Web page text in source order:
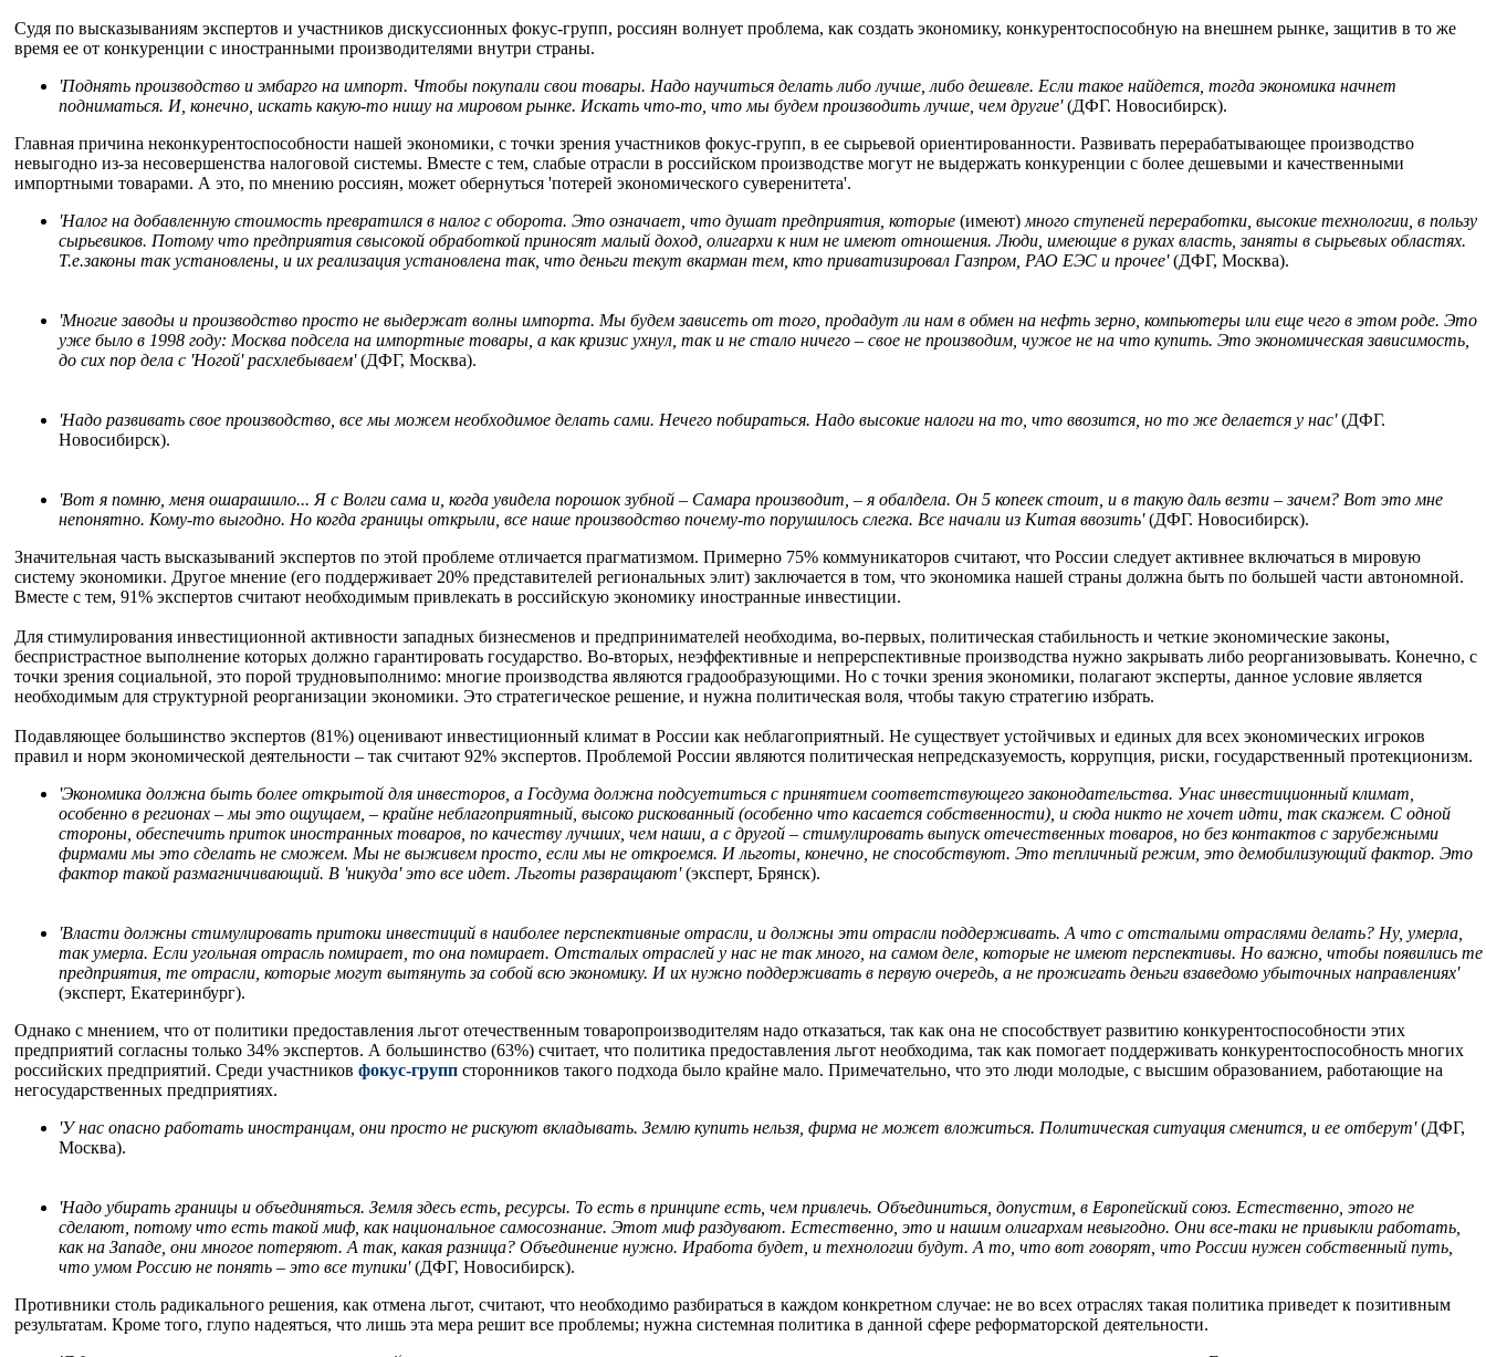
Судя по высказываниям экспертов и участников дискуссионных фокус-групп, россиян волнует проблема, как создать экономику, конкурентоспособную на внешнем рынке, защитив в то же
время ее от конкуренции с иностранными производителями внутри страны.
'Поднять производство и эмбарго на импорт. Чтобы покупали свои товары. Надо научиться делать либо лучше, либо дешевле. Если такое найдется, тогда экономика начнет
подниматься. И, конечно, искать какую-то нишу на мировом рынке. Искать что-то, что мы будем производить лучше, чем другие'(ДФГ. Новосибирск).
Главная причина неконкурентоспособности нашей экономики, с точки зрения участников фокус-групп, в ее сырьевой ориентированности. Развивать перерабатывающее производство
невыгодно из-за несовершенства налоговой системы. Вместе с тем, слабые отрасли в российском производстве могут не выдержать конкуренции с более дешевыми и качественными
импортными товарами. А это, по мнению россиян, может обернуться 'потерей экономического суверенитета'.
'Налог на добавленную стоимость превратился в налог с оборота. Это означает, что душат предприятия, которые (имеют) много ступеней переработки, высокие технологии, в пользу
сырьевиков. Потому что предприятия свысокой обработкой приносят малый доход, олигархи к ним не имеют отношения. Люди, имеющие в руках власть, заняты в сырьевых областях.
Т.е.законы так установлены, и их реализация установлена так, что деньги текут вкарман тем, кто приватизировал Газпром, РАО ЕЭС и прочее'(ДФГ, Москва).
'Многие заводы и производство просто не выдержат волны импорта. Мы будем зависеть от того, продадут ли нам в обмен на нефть зерно, компьютеры или еще чего в этом роде. Это
уже было в 1998 году: Москва подсела на импортные товары, а как кризис ухнул, так и не стало ничего – свое не производим, чужое не на что купить. Это экономическая зависимость,
до сих пор дела с 'Ногой' расхлебываем'(ДФГ, Москва).
'Надо развивать свое производство, все мы можем необходимое делать сами. Нечего побираться. Надо высокие налоги на то, что ввозится, но то же делается у нас'(ДФГ.
Новосибирск).
'Вот я помню, меня ошарашило... Я с Волги сама и, когда увидела порошок зубной – Самара производит, – я обалдела. Он 5 копеек стоит, и в такую даль везти – зачем? Вот это мне
непонятно. Кому-то выгодно. Но когда границы открыли, все наше производство почему-то порушилось слегка. Все начали из Китая ввозить'(ДФГ. Новосибирск).
Значительная часть высказываний экспертов по этой проблеме отличается прагматизмом. Примерно 75% коммуникаторов считают, что России следует активнее включаться в мировую
систему экономики. Другое мнение (его поддерживает 20% представителей региональных элит) заключается в том, что экономика нашей страны должна быть по большей части автономной.
Вместе с тем, 91% экспертов считают необходимым привлекать в российскую экономику иностранные инвестиции.
Для стимулирования инвестиционной активности западных бизнесменов и предпринимателей необходима, во-первых, политическая стабильность и четкие экономические законы,
беспристрастное выполнение которых должно гарантировать государство. Во-вторых, неэффективные и непрерспективные производства нужно закрывать либо реорганизовывать. Конечно, с
точки зрения социальной, это порой трудновыполнимо: многие производства являются градообразующими. Но с точки зрения экономики, полагают эксперты, данное условие является
необходимым для структурной реорганизации экономики. Это стратегическое решение, и нужна политическая воля, чтобы такую стратегию избрать.
Подавляющее большинство экспертов (81%) оценивают инвестиционный климат в России как неблагоприятный. Не существует устойчивых и единых для всех экономических игроков
правил и норм экономической деятельности – так считают 92% экспертов. Проблемой России являются политическая непредсказуемость, коррупция, риски, государственный протекционизм.
'Экономика должна быть более открытой для инвесторов, а Госдума должна подсуетиться с принятием соответствующего законодательства. Унас инвестиционный климат,
особенно в регионах – мы это ощущаем, – крайне неблагоприятный, высоко рискованный (особенно что касается собственности), и сюда никто не хочет идти, так скажем. С одной
стороны, обеспечить приток иностранных товаров, по качеству лучших, чем наши, а с другой – стимулировать выпуск отечественных товаров, но без контактов с зарубежными
фирмами мы это сделать не сможем. Мы не выживем просто, если мы не откроемся. И льготы, конечно, не способствуют. Это тепличный режим, это демобилизующий фактор. Это
фактор такой размагничивающий. В 'никуда' это все идет. Льготы развращают'(эксперт, Брянск).
'Власти должны стимулировать притоки инвестиций в наиболее перспективные отрасли, и должны эти отрасли поддерживать. А что с отсталыми отраслями делать? Ну, умерла,
так умерла. Если угольная отрасль помирает, то она помирает. Отсталых отраслей у нас не так много, на самом деле, которые не имеют перспективы. Но важно, чтобы появились те
предприятия, те отрасли, которые могут вытянуть за собой всю экономику. И их нужно поддерживать в первую очередь, а не прожигать деньги взаведомо убыточных направлениях'
(эксперт, Екатеринбург).
Однако с мнением, что от политики предоставления льгот отечественным товаропроизводителям надо отказаться, так как она не способствует развитию конкурентоспособности этих
предприятий согласны только 34% экспертов. А большинство (63%) считает, что политика предоставления льгот необходима, так как помогает поддерживать конкурентоспособность многих
российских предприятий. Среди участников фокус-групп сторонников такого подхода было крайне мало. Примечательно, что это люди молодые, с высшим образованием, работающие на
негосударственных предприятиях.
'У нас опасно работать иностранцам, они просто не рискуют вкладывать. Землю купить нельзя, фирма не может вложиться. Политическая ситуация сменится, и ее отберут'(ДФГ,
Москва).
'Надо убирать границы и объединяться. Земля здесь есть, ресурсы. То есть в принципе есть, чем привлечь. Объединиться, допустим, в Европейский союз. Естественно, этого не
сделают, потому что есть такой миф, как национальное самосознание. Этот миф раздувают. Естественно, это и нашим олигархам невыгодно. Они все-таки не привыкли работать,
как на Западе, они многое потеряют. А так, какая разница? Объединение нужно. Иработа будет, и технологии будут. А то, что вот говорят, что России нужен собственный путь,
что умом Россию не понять – это все тупики'(ДФГ, Новосибирск).
Противники столь радикального решения, как отмена льгот, считают, что необходимо разбираться в каждом конкретном случае: не во всех отраслях такая политика приведет к позитивным
результатам. Кроме того, глупо надеяться, что лишь эта мера решит все проблемы; нужна системная политика в данной сфере реформаторской деятельности.